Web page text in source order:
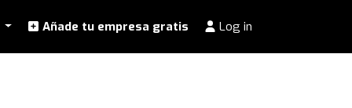
Añade tu empresa gratis Log in